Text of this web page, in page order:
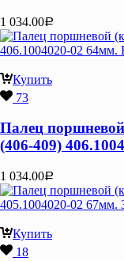
1 034.00Р
Купить
73
Палец
(406-409)
1 034.00Р
Купить
18